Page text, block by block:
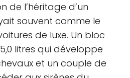
de l’héritage d’un
souvent comme le
de luxe. Un bloc
litres qui développe
et un couple de